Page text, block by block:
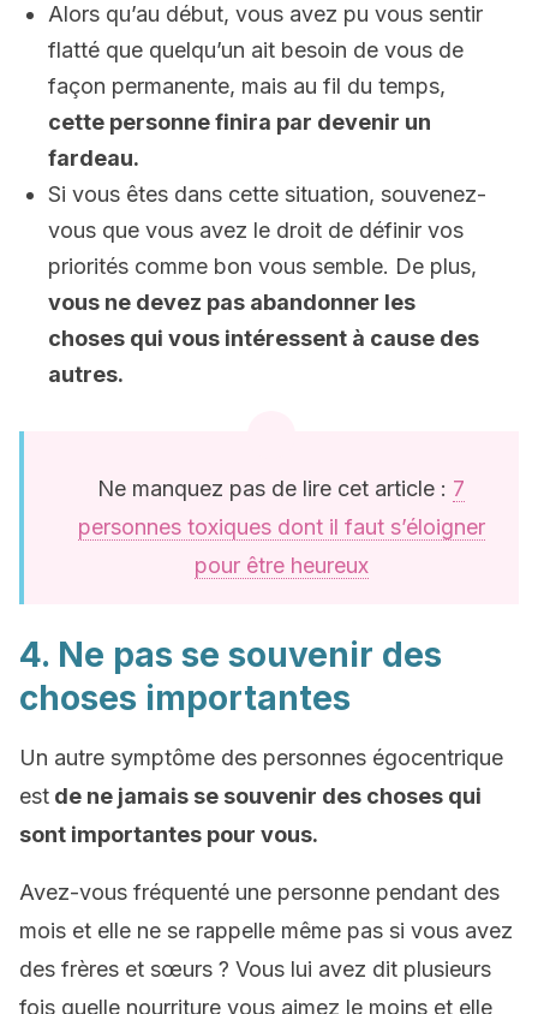
Alors qu’au début, vous avez pu vous sentir
flatté que quelqu’un ait besoin de vous de
façon permanente, mais au fil du temps,
cette personne finira par devenir un
fardeau.
Si vous êtes dans cette situation, souvenez-
vous que vous avez le droit de définir vos
priorités comme bon vous semble. De plus,
vous ne devez pas abandonner les
choses qui vous intéressent à cause des
autres.
Ne manquez pas de lire cet article : 7
personnes toxiques dont il faut s’éloigner
pour être heureux
4. Ne pas se souvenir des
choses importantes
Un autre symptôme des personnes égocentrique
est de ne jamais se souvenir des choses qui
sont importantes pour vous.
Avez-vous fréquenté une personne pendant des
mois et elle ne se rappelle même pas si vous avez
des frères et sœurs ? Vous lui avez dit plusieurs
fois quelle nourriture vous aimez le moins et elle